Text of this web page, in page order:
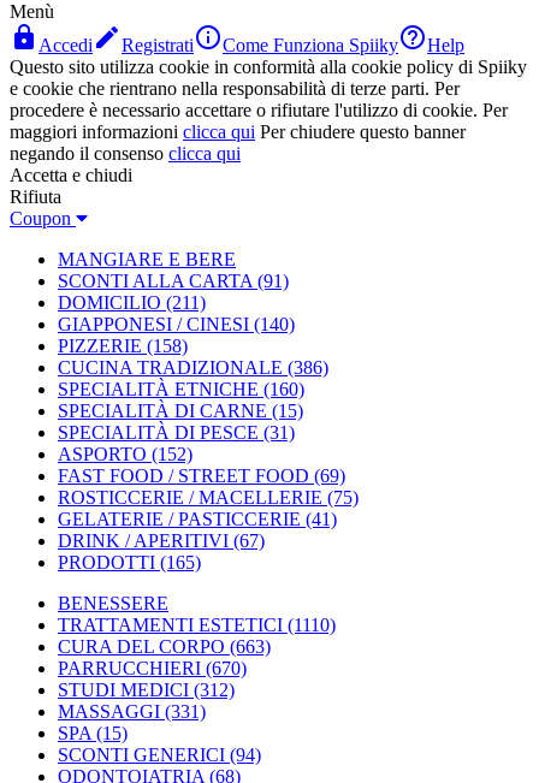
Menù
 Accedi RegistratiCome Funziona SpiikyHelp
Questo sito utilizza cookie in conformità alla cookie policy di Spiiky
e cookie che rientrano nella responsabilità di terze parti. Per
procedere è necessario accettare o rifiutare l'utilizzo di cookie. Per
maggiori informazioni clicca qui Per chiudere questo banner
negando il consenso clicca qui
Accetta e chiudi
Rifiuta
Coupon
MANGIARE E BERE
SCONTI ALLA CARTA (91)
DOMICILIO (211)
GIAPPONESI / CINESI (140)
PIZZERIE (158)
CUCINA TRADIZIONALE (386)
SPECIALITÀ ETNICHE (160)
SPECIALITÀ DI CARNE (15)
SPECIALITÀ DI PESCE (31)
ASPORTO (152)
FAST FOOD / STREET FOOD (69)
ROSTICCERIE / MACELLERIE (75)
GELATERIE / PASTICCERIE (41)
DRINK / APERITIVI (67)
PRODOTTI (165)
BENESSERE
TRATTAMENTI ESTETICI (1110)
CURA DEL CORPO (663)
PARRUCCHIERI (670)
STUDI MEDICI (312)
MASSAGGI (331)
SPA (15)
SCONTI GENERICI (94)
ODONTOIATRIA (68)